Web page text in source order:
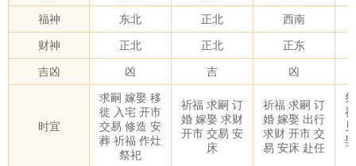
福神 东北 正北 西南
财神 正北 正北 正东
吉凶 凶 吉 凶
时宜
求嗣 嫁娶 移
徙 入宅 开市
交易 修造 安
葬 祈福 作灶
祭祀
祈福 求嗣 订
婚 嫁娶 求财
开市 交易 安
床
祈福 求嗣 订
婚 嫁娶 出行
求财 开市 交
易 安床 赴任